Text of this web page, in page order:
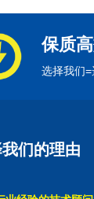
保质
选择我们
们的理由